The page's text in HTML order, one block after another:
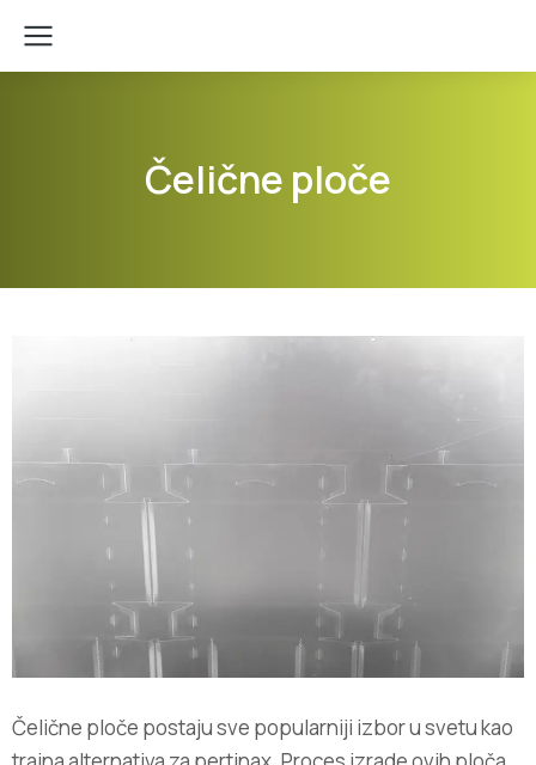
Čelične ploče
Čelične ploče postaju sve popularniji izbor u svetu kao